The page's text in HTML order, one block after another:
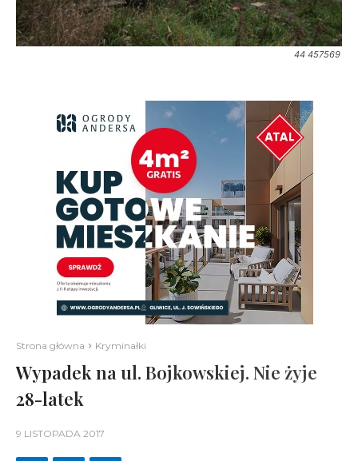
44 457569
Strona główna Kryminałki
Wypadek na ul. Bojkowskiej. Nie żyje
28-latek
9 LISTOPADA 2017